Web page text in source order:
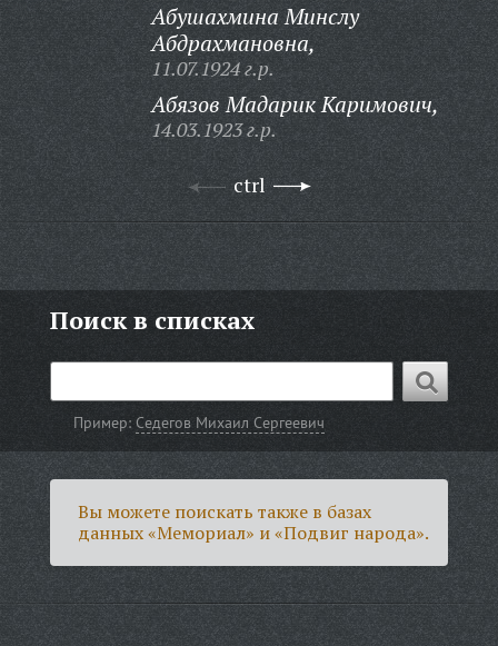
Абушахмина Минслу
Абдрахмановна,
11.07.1924 г.р.
Абязов Мадарик Каримович,
14.03.1923 г.р.
ctrl
Поиск в списках
Пример:Седегов Михаил Сергеевич
Вы можете поискать также в базах
данных «Мемориал» и «Подвиг народа».